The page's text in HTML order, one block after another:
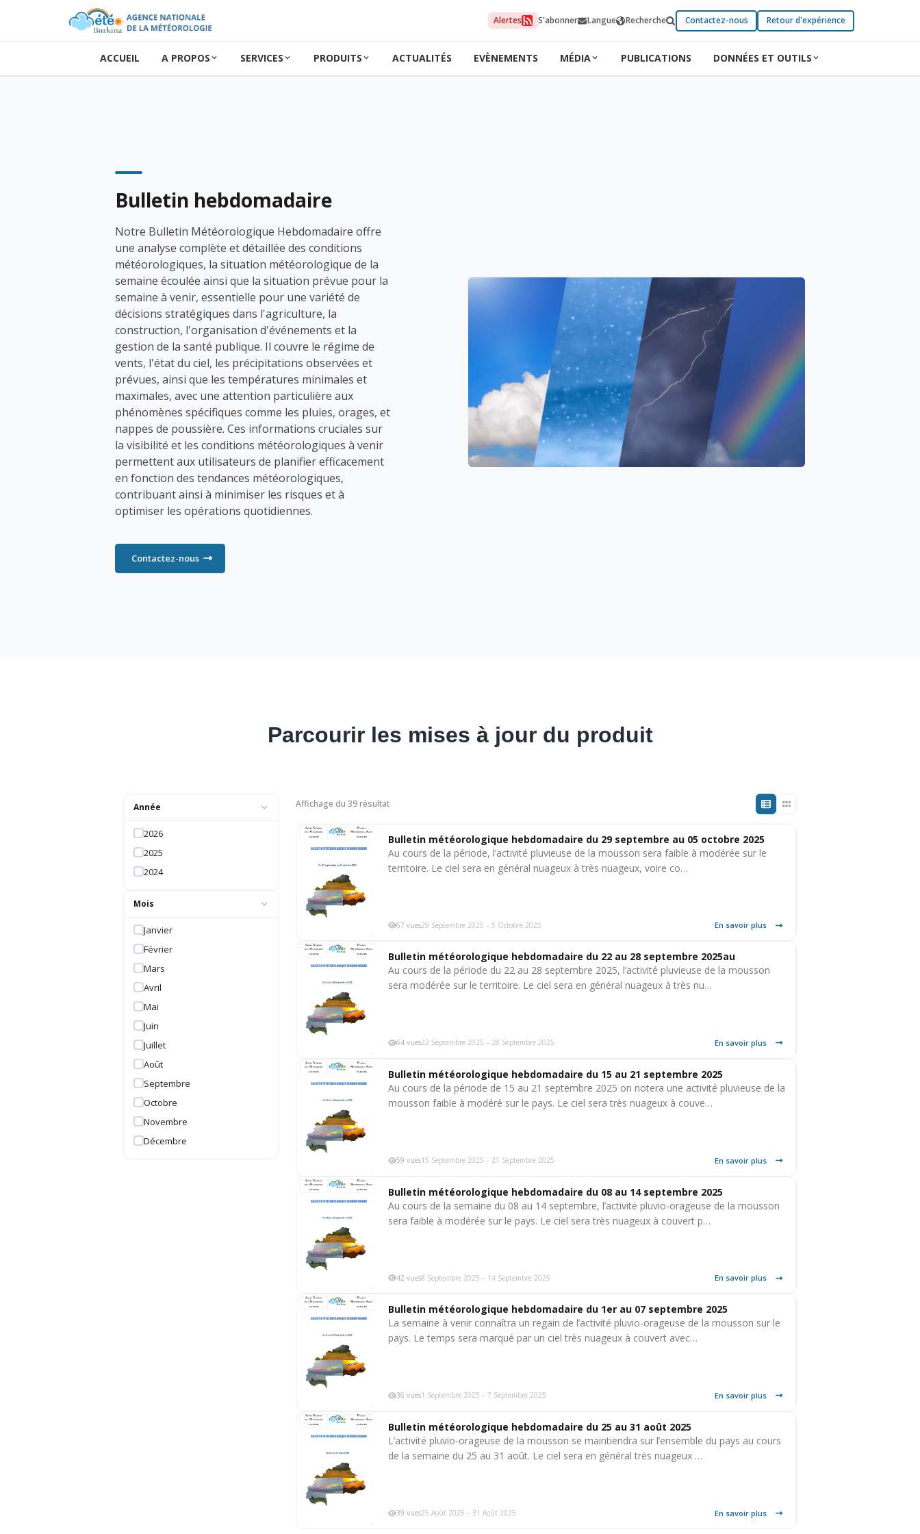
Alertes S'abonner Langue Recherche Contactez-nous Retour d'expérience
ACCUEIL A PROPOS SERVICES PRODUITS ACTUALITÉS EVÈNEMENTS MÉDIA PUBLICATIONS DONNÉES ET OUTILS
Bulletin hebdomadaire
Notre Bulletin Météorologique Hebdomadaire offre
une analyse complète et détaillée des conditions
météorologiques, la situation météorologique de la
semaine écoulée ainsi que la situation prévue pour la
semaine à venir, essentielle pour une variété de
décisions stratégiques dans l'agriculture, la
construction, l'organisation d'événements et la
gestion de la santé publique. Il couvre le régime de
vents, l'état du ciel, les précipitations observées et
prévues, ainsi que les températures minimales et
maximales, avec une attention particulière aux
phénomènes spécifiques comme les pluies, orages, et
nappes de poussière. Ces informations cruciales sur
la visibilité et les conditions météorologiques à venir
permettent aux utilisateurs de planifier efficacement
en fonction des tendances météorologiques,
contribuant ainsi à minimiser les risques et à
optimiser les opérations quotidiennes.
Contactez-nous
Parcourir les mises à jour du produit
Année
2026
2025
2024
Mois
Janvier
Février
Mars
Avril
Mai
Juin
Juillet
Août
Septembre
Octobre
Novembre
Décembre
Affichage du 39 résultat
Bulletin météorologique hebdomadaire du 29 septembre au 05 octobre 2025
Au cours de la période, l’activité pluvieuse de la mousson sera faible à modérée sur le
territoire. Le ciel sera en général nuageux à très nuageux, voire co…
67 vues29 Septembre 2025 – 5 Octobre 2025 En savoir plus
Bulletin météorologique hebdomadaire du 22 au 28 septembre 2025au
Au cours de la période du 22 au 28 septembre 2025, l’activité pluvieuse de la mousson
sera modérée sur le territoire. Le ciel sera en général nuageux à très nu…
64 vues22 Septembre 2025 – 28 Septembre 2025 En savoir plus
Bulletin météorologique hebdomadaire du 15 au 21 septembre 2025
Au cours de la période de 15 au 21 septembre 2025 on notera une activité pluvieuse de la
mousson faible à modéré sur le pays. Le ciel sera très nuageux à couve…
59 vues15 Septembre 2025 – 21 Septembre 2025 En savoir plus
Bulletin météorologique hebdomadaire du 08 au 14 septembre 2025
Au cours de la semaine du 08 au 14 septembre, l’activité pluvio-orageuse de la mousson
sera faible à modérée sur le pays. Le ciel sera très nuageux à couvert p…
42 vues8 Septembre 2025 – 14 Septembre 2025 En savoir plus
Bulletin météorologique hebdomadaire du 1er au 07 septembre 2025
La semaine à venir connaîtra un regain de l’activité pluvio-orageuse de la mousson sur le
pays. Le temps sera marqué par un ciel très nuageux à couvert avec…
36 vues1 Septembre 2025 – 7 Septembre 2025 En savoir plus
Bulletin météorologique hebdomadaire du 25 au 31 août 2025
L’activité pluvio-orageuse de la mousson se maintiendra sur l’ensemble du pays au cours
de la semaine du 25 au 31 août. Le ciel sera en général très nuageux …
39 vues25 Août 2025 – 31 Août 2025 En savoir plus